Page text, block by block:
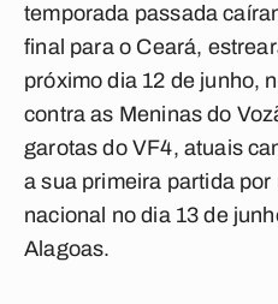
temporada passada
final para o Ceará,
próximo dia 12 de junho,
contra as Meninas do
garotas do VF4, atuais
a sua primeira partida
nacional no dia 13 de
Alagoas.